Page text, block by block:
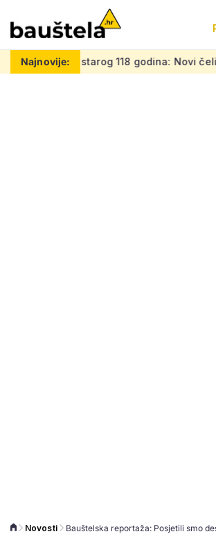
Najnovije:
godina: Novi čelični poluluk lebdi nad
Novosti